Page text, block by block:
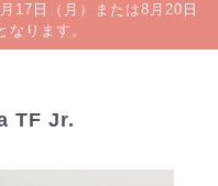
17日（月）または8月20日
なります。
TF Jr.